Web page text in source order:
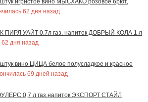
штук игристое вино МЫСХАКО розовое брют,
62 дня назад
УАЙТ 0.7л газ. напиток ДОБРЫЙ КОЛА 1 л
62 дня назад
вино ЦИЦА белое полусладкое и красное
69 дней назад
0,7 л газ.напиток ЭКСПОРТ СТАЙЛ